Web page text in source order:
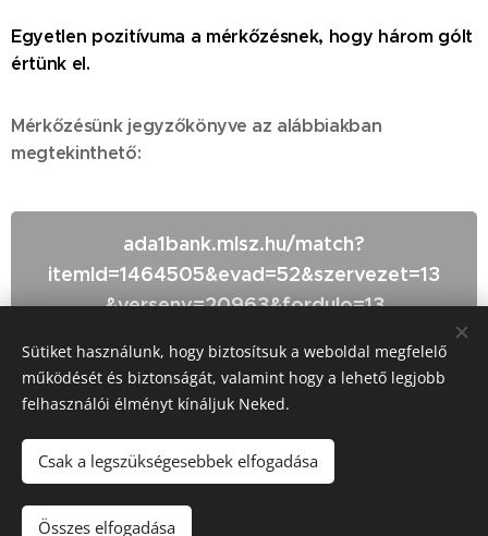
Egyetlen pozitívuma a mérkőzésnek, hogy három gólt
értünk el.
Mérkőzésünk jegyzőkönyve az alábbiakban
megtekinthető:
ada1bank.mlsz.hu/match?
itemId=1464505&evad=52&szervezet=13
&verseny=20963&fordulo=13
© BALASSAGYARMATI SPORT CLUB 2660 Balassagyarmat, Vizy
Zs. út 14.
Az oldalt aWebnodeműködteti
Sütiket használunk, hogy biztosítsuk a weboldal megfelelő
működését és biztonságát, valamint hogy a lehető legjobb
felhasználói élményt kínáljuk Neked.
Csak a legszükségesebbek elfogadása
Összes elfogadása